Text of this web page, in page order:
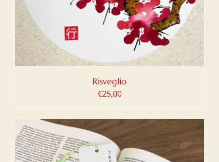
Risveglio
€25,00